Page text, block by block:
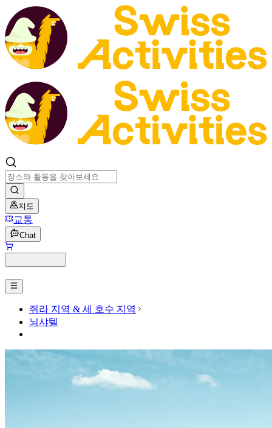
지도
교통
Chat
쥐라 지역 & 세 호수 지역
뇌샤텔